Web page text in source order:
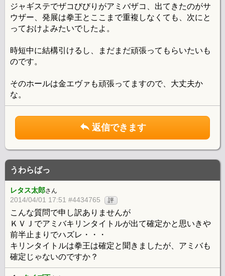
ジャギステでザコびびりがアミバザコ、出てきたのがサ
ウザー、発展は拳王とここまで重複しなくても、次にと
っておけよみたいでしたよ。
時短中に結構引けるし、まだまだ頑張ってもらいたいも
のです。
そのホールは金エヴァも頑張ってますので、大丈夫か
な。
返信できます
うわらばっ
レタス太郎さん
2014/04/01 17:51 #4434765 評
こんな質問で申し訳ありませんが
ＫＶＪでアミバキリンタイトルが出て確定かと思いきや
前半止まりでハズレ・・・
キリンタイトルは拳王は確定と聞きましたが、アミバも
確定じゃないのですか？